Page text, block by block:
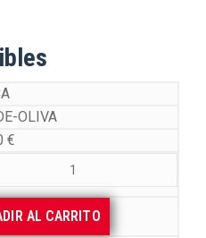
OLIVA
€
AL CARRITO